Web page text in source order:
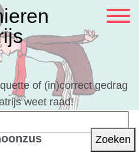
of (in)correct gedrag
weet raad!